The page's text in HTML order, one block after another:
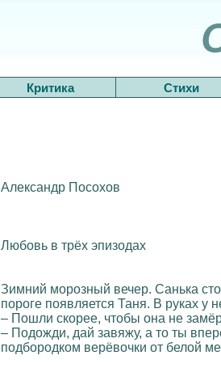
Критика Стихи
Александр Посохов
Любовь в трёх эпизодах
Зимний морозный вечер. Санька
пороге появляется Таня. В руках у
– Пошли скорее, чтобы она не
– Подожди, дай завяжу, а то ты
подбородком верёвочки от белой